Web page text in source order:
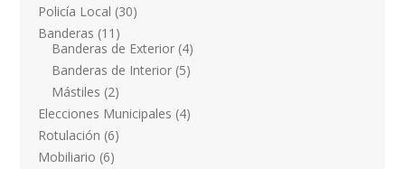
Policía Local (30)
Banderas (11)
Banderas de Exterior (4)
Banderas de Interior (5)
Mástiles (2)
Elecciones Municipales (4)
Rotulación (6)
Mobiliario (6)